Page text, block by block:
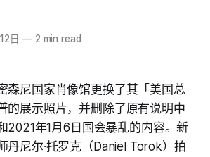
日 —2 min read
森尼国家肖像馆更换了其「美国总
的展示照片，并删除了原有说明中
2021年1月6日国会暴乱的内容。新
丹尼尔·托罗克（Daniel Torok）拍